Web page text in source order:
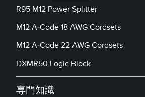
R95 M12 Power Splitter
M12 A-Code 18 AWG Cordsets
M12 A-Code 22 AWG Cordsets
DXMR50 Logic Block
専門知識